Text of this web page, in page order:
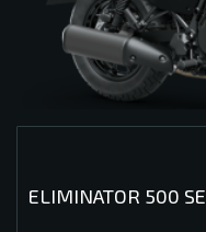
ELIMINATOR 500 SE